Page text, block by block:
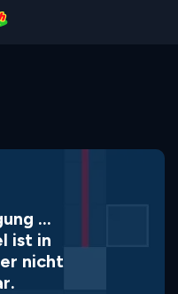
...
ist in
nicht